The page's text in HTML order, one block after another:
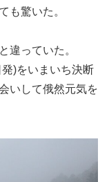
も驚いた。
違っていた。
)をいまいち決断
いして俄然元気を